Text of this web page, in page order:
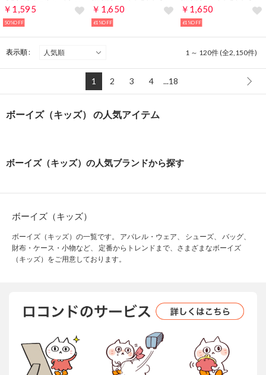
￥1,595
50%OFF
￥1,650
61%OFF
￥1,650
61%OFF
表示順 : 1 ～ 120件 (全2,150件)
1 2 3 4 ...18
ボーイズ（キッズ） の人気アイテム
ボーイズ（キッズ）の人気ブランドから探す
ボーイズ（キッズ）
ボーイズ（キッズ）の一覧です。 アパレル・ウェア、 シューズ、 バッグ、
財布・ケース・小物など、 定番からトレンドまで、さまざまなボーイズ
（キッズ）をご用意しております。